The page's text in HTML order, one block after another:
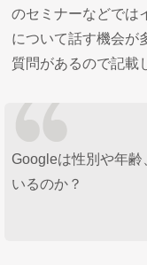
のセミナーなどでは
について話す機会が
質問があるので記載
Googleは性別や年
いるのか？